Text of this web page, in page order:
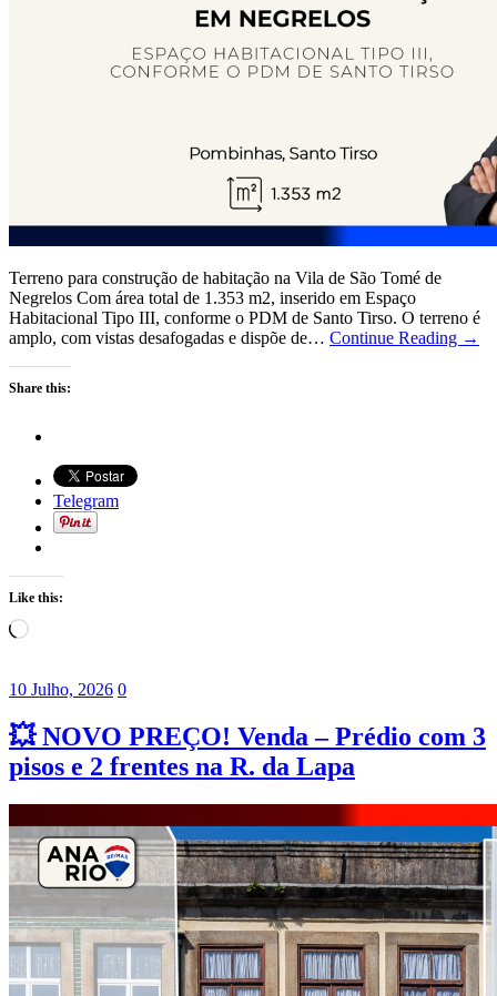
Terreno para construção de habitação na Vila de São Tomé de
Negrelos Com área total de 1.353 m2, inserido em Espaço
Habitacional Tipo III, conforme o PDM de Santo Tirso. O terreno é
amplo, com vistas desafogadas e dispõe de… Continue Reading →
Share this:
Telegram
Like this:
Loading…
10 Julho, 2026 0
💥 NOVO PREÇO! Venda – Prédio com 3
pisos e 2 frentes na R. da Lapa